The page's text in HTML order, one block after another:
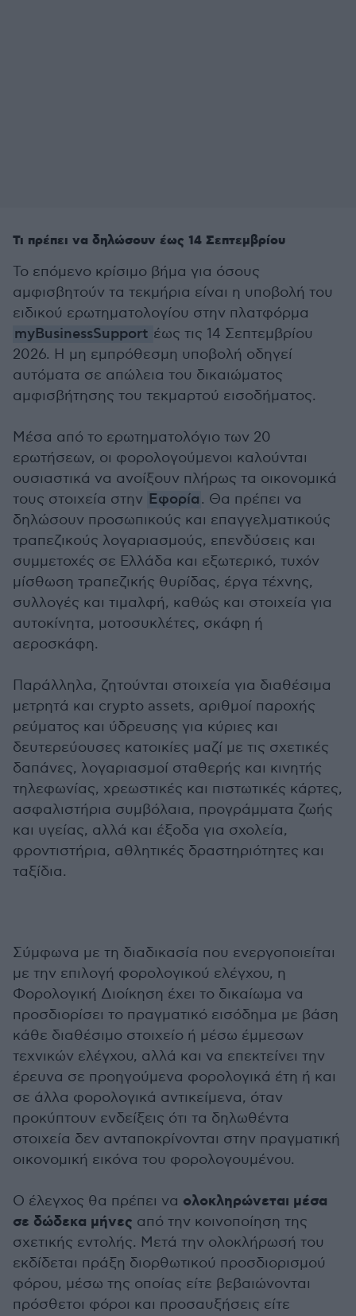
Τι πρέπει να δηλώσουν έως 14 Σεπτεμβρίου
Το επόμενο κρίσιμο βήμα για όσους
αμφισβητούν τα τεκμήρια είναι η υποβολή του
ειδικού ερωτηματολογίου στην πλατφόρμα
myBusinessSupport έως τις 14 Σεπτεμβρίου
2026. Η μη εμπρόθεσμη υποβολή οδηγεί
αυτόματα σε απώλεια του δικαιώματος
αμφισβήτησης του τεκμαρτού εισοδήματος.
Μέσα από το ερωτηματολόγιο των 20
ερωτήσεων, οι φορολογούμενοι καλούνται
ουσιαστικά να ανοίξουν πλήρως τα οικονομικά
τους στοιχεία στην Εφορία. Θα πρέπει να
δηλώσουν προσωπικούς και επαγγελματικούς
τραπεζικούς λογαριασμούς, επενδύσεις και
συμμετοχές σε Ελλάδα και εξωτερικό, τυχόν
μίσθωση τραπεζικής θυρίδας, έργα τέχνης,
συλλογές και τιμαλφή, καθώς και στοιχεία για
αυτοκίνητα, μοτοσυκλέτες, σκάφη ή
αεροσκάφη.
Παράλληλα, ζητούνται στοιχεία για διαθέσιμα
μετρητά και crypto assets, αριθμοί παροχής
ρεύματος και ύδρευσης για κύριες και
δευτερεύουσες κατοικίες μαζί με τις σχετικές
δαπάνες, λογαριασμοί σταθερής και κινητής
τηλεφωνίας, χρεωστικές και πιστωτικές κάρτες,
ασφαλιστήρια συμβόλαια, προγράμματα ζωής
και υγείας, αλλά και έξοδα για σχολεία,
φροντιστήρια, αθλητικές δραστηριότητες και
ταξίδια.
Σύμφωνα με τη διαδικασία που ενεργοποιείται
με την επιλογή φορολογικού ελέγχου, η
Φορολογική Διοίκηση έχει το δικαίωμα να
προσδιορίσει το πραγματικό εισόδημα με βάση
κάθε διαθέσιμο στοιχείο ή μέσω έμμεσων
τεχνικών ελέγχου, αλλά και να επεκτείνει την
έρευνα σε προηγούμενα φορολογικά έτη ή και
σε άλλα φορολογικά αντικείμενα, όταν
προκύπτουν ενδείξεις ότι τα δηλωθέντα
στοιχεία δεν ανταποκρίνονται στην πραγματική
οικονομική εικόνα του φορολογουμένου.
Ο έλεγχος θα πρέπει να ολοκληρώνεται μέσα
σε δώδεκα μήνες από την κοινοποίηση της
σχετικής εντολής. Μετά την ολοκλήρωσή του
εκδίδεται πράξη διορθωτικού προσδιορισμού
φόρου, μέσω της οποίας είτε βεβαιώνονται
πρόσθετοι φόροι και προσαυξήσεις είτε